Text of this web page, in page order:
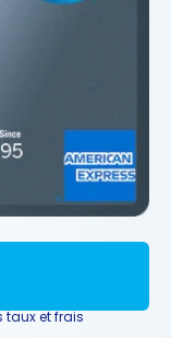
taux et frais